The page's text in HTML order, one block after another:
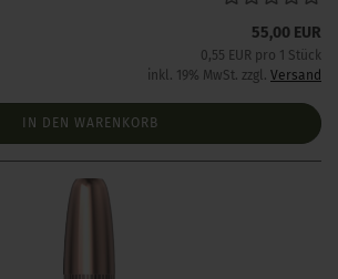
55,00 EUR
0,55 EUR pro 1 Stück
inkl. 19% MwSt. zzgl. Versand
IN DEN WARENKORB